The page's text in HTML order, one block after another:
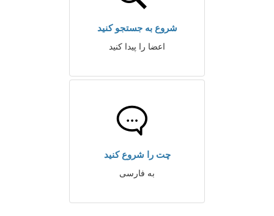
شروع به جستجو کنید
اعضا را پیدا کنید
چت را شروع کنید
به فارسی